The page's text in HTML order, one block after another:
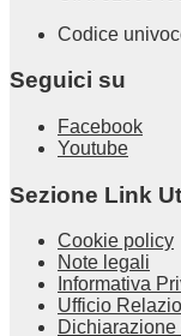
Codice
Seguici su
Facebook
Youtube
Sezione Link
Cookie policy
Note legali
Informativa
Ufficio